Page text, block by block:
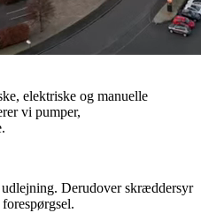
elektriske og manuelle
vi pumper,
Derudover skræddersyr